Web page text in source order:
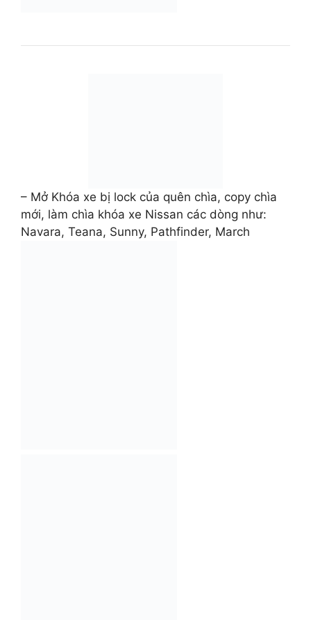
– Mở Khóa xe bị lock của quên chìa, copy chìa
mới, làm chìa khóa xe Nissan các dòng như:
Navara, Teana, Sunny, Pathfinder, March